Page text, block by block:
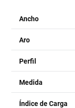
Ancho
Aro
Perfil
Medida
Índice de Carga